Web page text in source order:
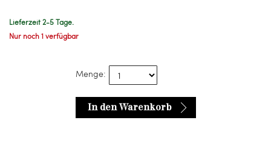
Lieferzeit 2-5 Tage.
Nur noch 1 verfügbar
Menge:
In den Warenkorb